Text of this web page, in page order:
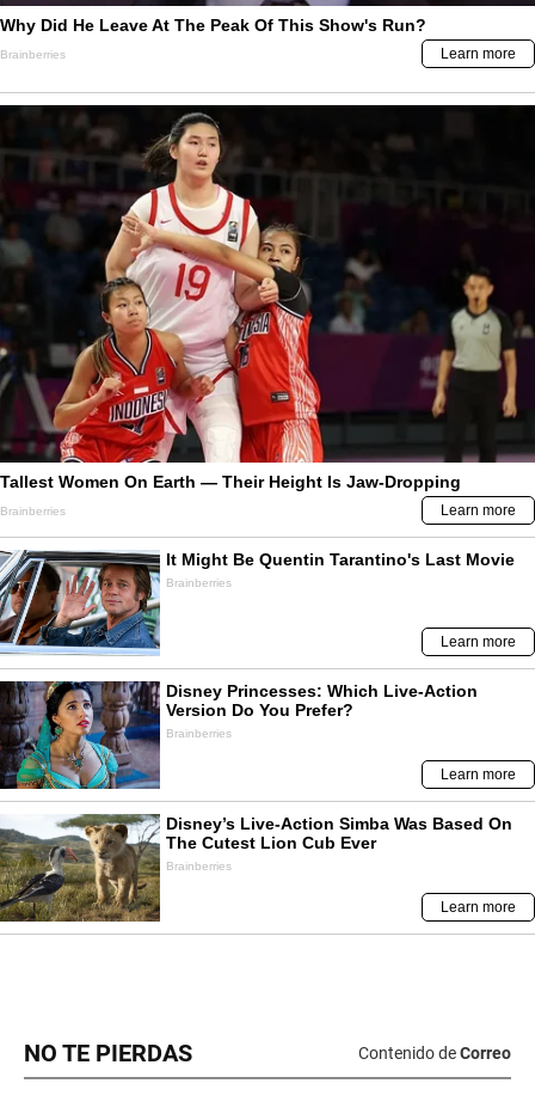
NO TE PIERDAS Contenido deCorreo